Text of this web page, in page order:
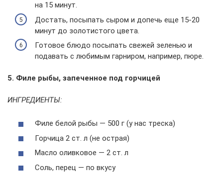
на 15 минут.
Достать, посыпать сыром и допечь еще 15-20
минут до золотистого цвета.
Готовое блюдо посыпать свежей зеленью и
подавать с любимым гарниром, например, пюре.
5. Филе рыбы, запеченное под горчицей
ИНГРЕДИЕНТЫ:
Филе белой рыбы — 500 г (у нас треска)
Горчица 2 ст. л (не острая)
Масло оливковое — 2 ст. л
Соль, перец — по вкусу